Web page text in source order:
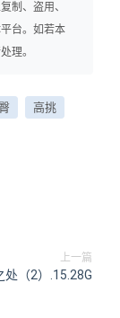
制、盗用、
台。如若本
理。
高挑
上一篇
处（2）.15.28G